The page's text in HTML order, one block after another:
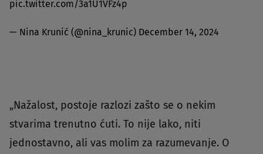
pic.twitter.com/3a1U1VFz4p
— Nina Krunić (@nina_krunic) December 14, 2024
„Nažalost, postoje razlozi zašto se o nekim
stvarima trenutno ćuti. To nije lako, niti
jednostavno, ali vas molim za razumevanje. O